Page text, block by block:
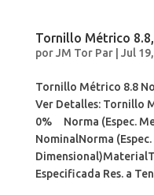
Tornillo Métrico
porJM Tor Par| Jul
Tornillo Métrico 8.8
Ver Detalles: Tornillo
0% Norma (Espec.
NominalNorma (Espec.
Especificada Res. a